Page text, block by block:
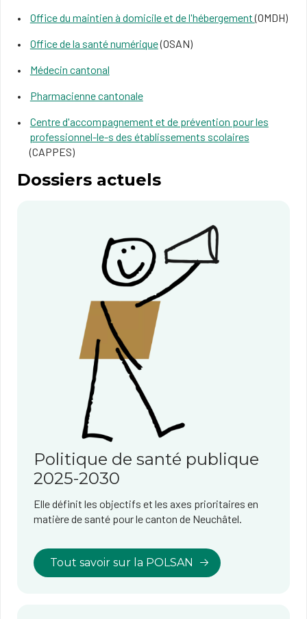
Office du maintien à domicile et de l'hébergement(OMDH)
Office de la santé numérique(OSAN)
Médecin cantonal
Pharmacienne cantonale
Centre d'accompagnement et de prévention pour les
professionnel-le-s des établissements scolaires
(CAPPES)
Dossiers actuels
Politique de santé publique
2025-2030
Elle définit les objectifs et les axes prioritaires en
matière de santé pour le canton de Neuchâtel.
Tout savoir sur la POLSAN